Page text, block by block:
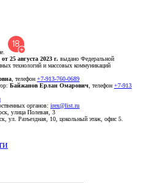
25 августа 2023 г. выдано Федеральной
технологий и массовых коммуникаций
, телефон +7-913-760-0689
Байжанов Ерлан Омарович , телефон +7-913
органов: irex@list.ru
улица Полевая, 3
ул. Разъездная, 10, цокольный этаж, офис 5.